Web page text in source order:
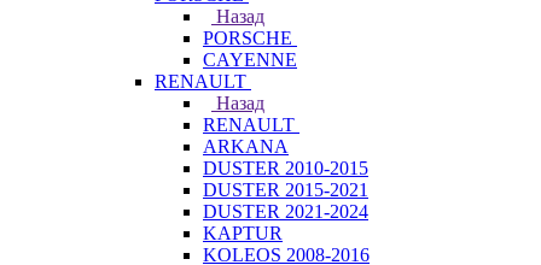
Назад
PORSCHE
CAYENNE
RENAULT
Назад
RENAULT
ARKANA
DUSTER 2010-2015
DUSTER 2015-2021
DUSTER 2021-2024
KAPTUR
KOLEOS 2008-2016